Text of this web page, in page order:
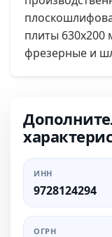
плиты
фрезерные и
ИНН
9728124294
ОГРН